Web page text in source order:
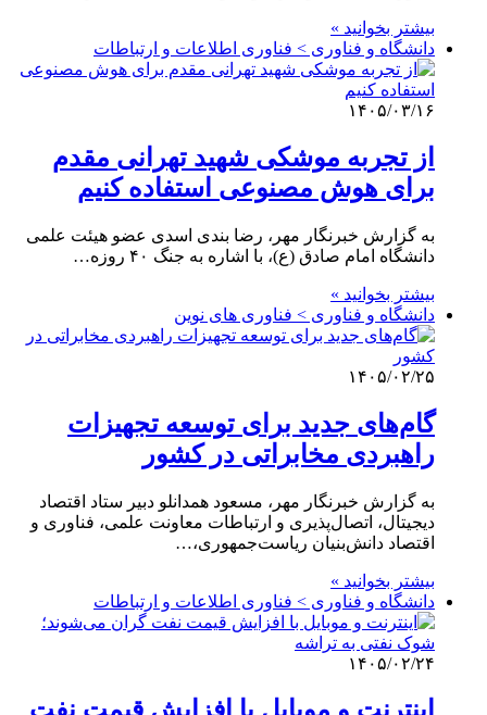
بیشتر بخوانید »
دانشگاه و فناوری > فناوری اطلاعات و ارتباطات
۱۴۰۵/۰۳/۱۶
از تجربه موشکی شهید تهرانی مقدم
برای هوش مصنوعی استفاده کنیم
به گزارش خبرنگار مهر، رضا بندی اسدی عضو هیئت علمی
دانشگاه امام صادق (ع)، با اشاره به جنگ ۴۰ روزه…
بیشتر بخوانید »
دانشگاه و فناوری > فناوری های نوین
۱۴۰۵/۰۲/۲۵
گام‌های جدید برای توسعه تجهیزات
راهبردی مخابراتی در کشور
به گزارش خبرنگار مهر، مسعود همدانلو دبیر ستاد اقتصاد
دیجیتال، اتصال‌پذیری و ارتباطات معاونت علمی، فناوری و
اقتصاد دانش‌بنیان ریاست‌جمهوری،…
بیشتر بخوانید »
دانشگاه و فناوری > فناوری اطلاعات و ارتباطات
۱۴۰۵/۰۲/۲۴